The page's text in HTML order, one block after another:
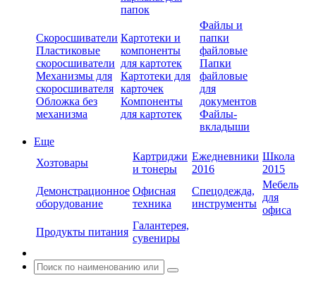
папок
Скоросшиватели
Пластиковые
скоросшиватели
Механизмы для
скоросшивателя
Обложка без
механизма
Картотеки и
компоненты
для картотек
Картотеки для
карточек
Компоненты
для картотек
Файлы и
папки
файловые
Папки
файловые
для
документов
Файлы-
вкладыши
Еще
Хозтовары
Картриджи
и тонеры
Ежедневники
2016
Школа
2015
Демонстрационное
оборудование
Офисная
техника
Спецодежда,
инструменты
Мебель
для
офиса
Продукты питания
Галантерея,
сувениры